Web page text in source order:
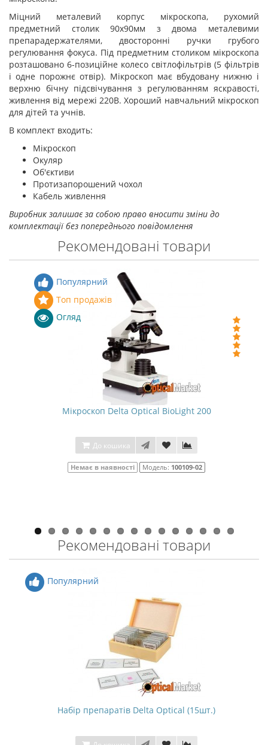
Міцний металевий корпус мікроскопа, рухомий
предметний столик 90х90мм з двома металевими
препарадержателями, двосторонні ручки грубого
регулювання фокуса. Під предметним столиком мікроскопа
розташовано 6-позиційне колесо світлофільтрів (5 фільтрів
і одне порожнє отвір). Мікроскоп має вбудовану нижню і
верхню бічну підсвічування з регулюванням яскравості,
живлення від мережі 220В. Хороший навчальний мікроскоп
для дітей та учнів.
В комплект входить:
Мікроскоп
Окуляр
Об'єктиви
Протизапорошений чохол
Кабель живлення
Виробник залишає за собою право вносити зміни до
комплектації без попереднього повідомлення
Рекомендовані товари
Популярний
Топ продажів
Огляд
Мікроскоп Delta Optical BioLight 200
До кошика
Немає в наявності Модель: 100109-02
Рекомендовані товари
Популярний
Набір препаратів Delta Optical (15шт.)